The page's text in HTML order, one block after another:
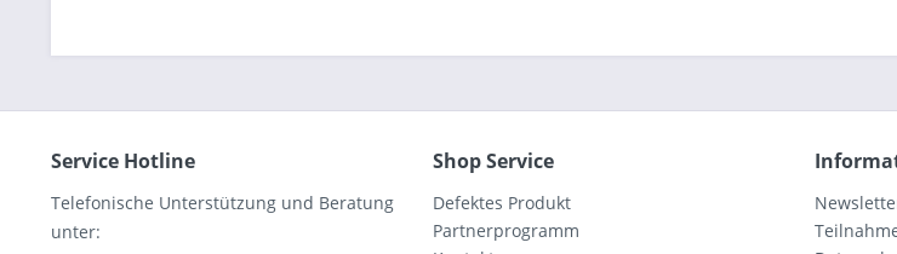
Service Hotline
Telefonische Unterstützung und Beratung
unter:
Shop Service
Defektes Produkt
Partnerprogramm